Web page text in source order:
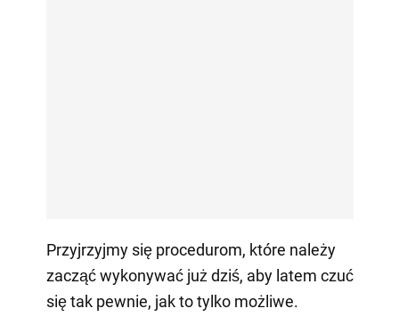
Przyjrzyjmy się procedurom, które należy
zacząć wykonywać już dziś, aby latem czuć
się tak pewnie, jak to tylko możliwe.